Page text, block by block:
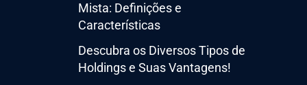
Mista: Definições e
Características
Descubra os Diversos Tipos de
Holdings e Suas Vantagens!